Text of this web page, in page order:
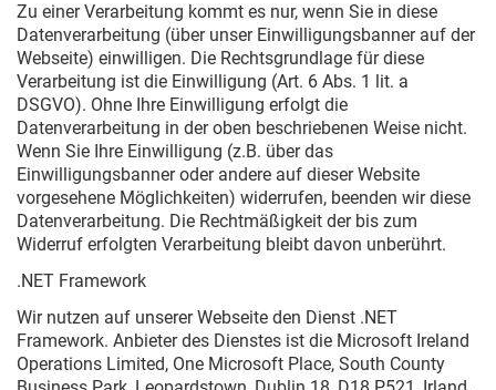
Zu einer Verarbeitung kommt es nur, wenn Sie in diese
Datenverarbeitung (über unser Einwilligungsbanner auf der
Webseite) einwilligen. Die Rechtsgrundlage für diese
Verarbeitung ist die Einwilligung (Art. 6 Abs. 1 lit. a
DSGVO). Ohne Ihre Einwilligung erfolgt die
Datenverarbeitung in der oben beschriebenen Weise nicht.
Wenn Sie Ihre Einwilligung (z.B. über das
Einwilligungsbanner oder andere auf dieser Website
vorgesehene Möglichkeiten) widerrufen, beenden wir diese
Datenverarbeitung. Die Rechtmäßigkeit der bis zum
Widerruf erfolgten Verarbeitung bleibt davon unberührt.
.NET Framework
Wir nutzen auf unserer Webseite den Dienst .NET
Framework. Anbieter des Dienstes ist die Microsoft Ireland
Operations Limited, One Microsoft Place, South County